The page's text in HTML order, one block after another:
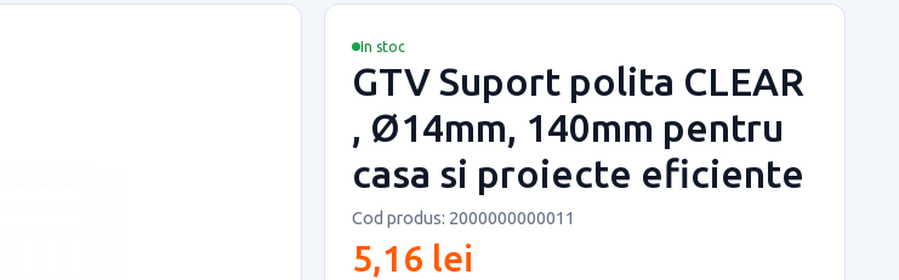
In stoc
GTV Suport polita CLEAR
, Ø14mm, 140mm pentru
casa si proiecte eficiente
Cod produs: 2000000000011
5,16 lei